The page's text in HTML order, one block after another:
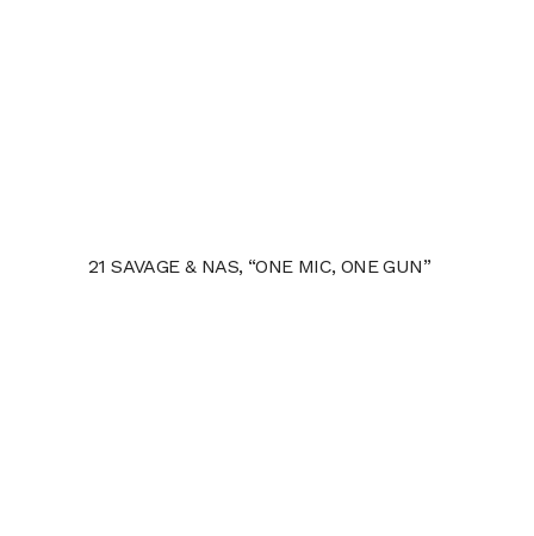
21 SAVAGE & NAS, “ONE MIC, ONE GUN”